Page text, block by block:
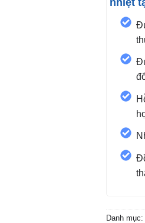
Danh mục: